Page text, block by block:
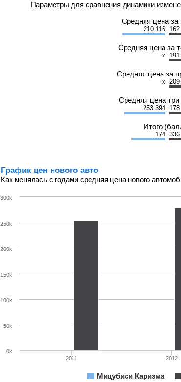
Параметры для сравнения динамики
Средняя цена за
210 116
Средняя цена за
x
Средняя цена за
x 209
Средняя цена три
253 394
Итого
174 336
График цен нового авто
Как менялась с годами средняя цена нового
Мицубиси Каризма
2011 2012
0k
50k
100k
150k
200k
250k
300k